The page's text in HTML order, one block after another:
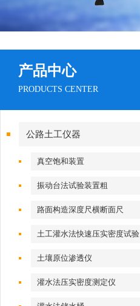
产品中心
PRODUCTS CENTER
公路土工仪器
真空饱和装置
振动台法试验装置粗
路面构造深度尺横断面尺
土工灌水法快速压实密度试验
土壤原位渗透仪
灌水法压实密度测定仪